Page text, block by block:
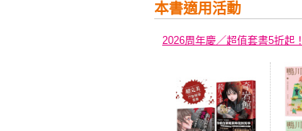
本書適用活動
2026周年慶／超值套書5折起！